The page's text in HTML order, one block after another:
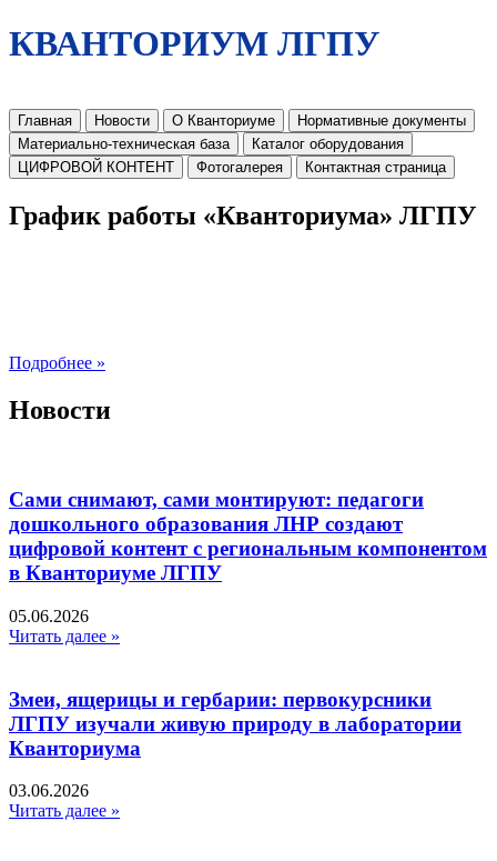
КВАНТОРИУМ ЛГПУ
Главная Новости О Кванториуме
Нормативные документы
Материально-техническая база
Каталог оборудования
ЦИФРОВОЙ КОНТЕНТ
Фотогалерея Контактная страница
График работы «Кванториума» ЛГПУ
Подробнее »
Новости
Сами снимают, сами монтируют: педагоги
дошкольного образования ЛНР создают
цифровой контент с региональным компонентом
в Кванториуме ЛГПУ​
05.06.2026
Читать далее »
Змеи, ящерицы и гербарии: первокурсники
ЛГПУ изучали живую природу в лаборатории
Кванториума
03.06.2026
Читать далее »